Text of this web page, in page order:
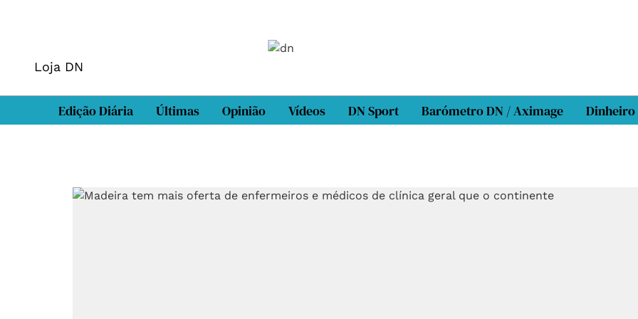
Loja DN
Edição Diária Últimas Opinião Vídeos DN Sport Barómetro DN / Aximage Dinheiro